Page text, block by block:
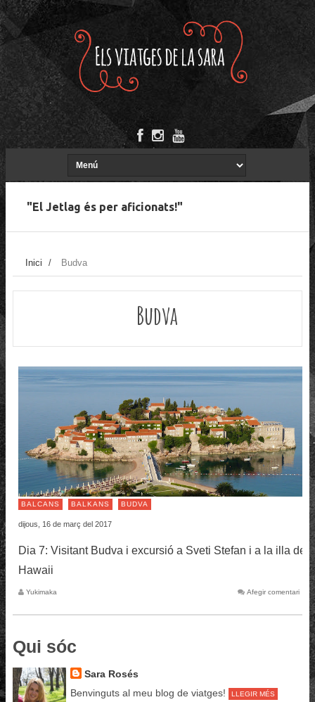
"El Jetlag és per aficionats!"
Inici / Budva
Budva
BALCANS BALKANS BUDVA
dijous, 16 de març del 2017
Dia 7: Visitant Budva i excursió a Sveti Stefan i a la illa de
Hawaii
Yukimaka Afegir comentari
Qui sóc
Sara Rosés
Benvinguts al meu blog de viatges!
LLEGIR MÉS